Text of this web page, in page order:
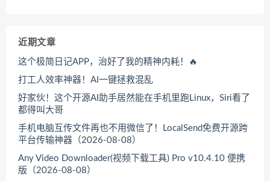
近期文章
这个极简日记APP，治好了我的精神内耗！🔥
打工人效率神器！AI一键拯救混乱
好家伙！这个开源AI助手居然能在手机里跑Linux，Siri看了
都得叫大哥
手机电脑互传文件再也不用微信了！LocalSend免费开源跨
平台传输神器（2026-08-08）
Any Video Downloader(视频下载工具) Pro v10.4.10 便携
版（2026-08-08）